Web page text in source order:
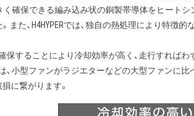
きく確保できる編み込み状の銅製帯導体をヒー
。また、H4HYPERでは、独自の熱処理により特
保することにより冷却効率が高く、走行すれば
、小型ファンがラジエターなどの大型ファンに
に繋がります。